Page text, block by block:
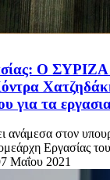
Ο ΣΥΡΙΖΑ
για τα
ανάμεσα στον
Εργασίας
Μαΐου 2021